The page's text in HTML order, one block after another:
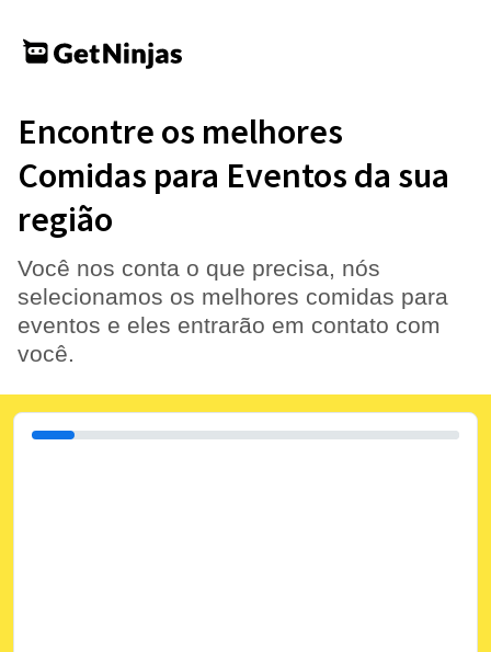
Encontre os melhores
Comidas para Eventos da sua
região
Você nos conta o que precisa, nós
selecionamos os melhores comidas para
eventos e eles entrarão em contato com
você.